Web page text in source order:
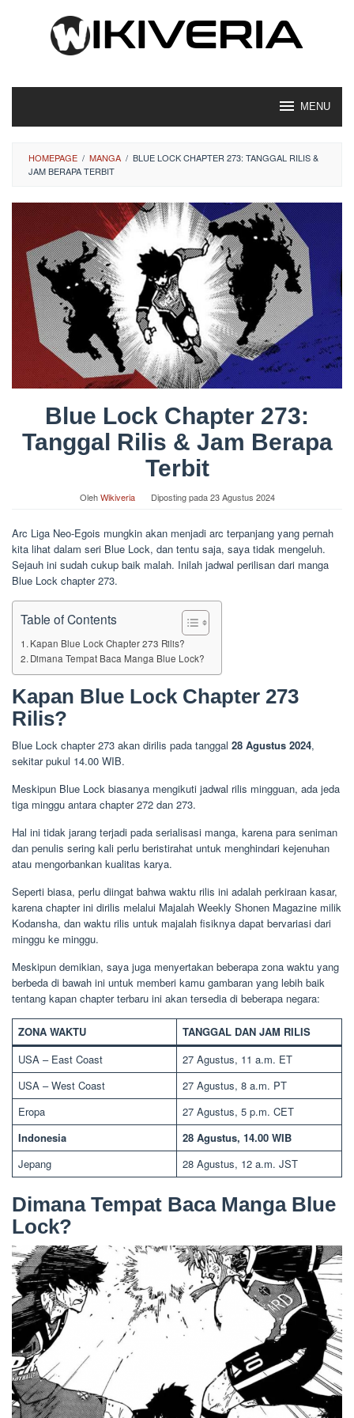
MENU
HOMEPAGE / MANGA / BLUE LOCK CHAPTER 273: TANGGAL RILIS &
JAM BERAPA TERBIT
Blue Lock Chapter 273:
Tanggal Rilis & Jam Berapa
Terbit
OlehWikiveria Diposting pada23 Agustus 2024
Arc Liga Neo-Egois mungkin akan menjadi arc terpanjang yang pernah
kita lihat dalam seri Blue Lock, dan tentu saja, saya tidak mengeluh.
Sejauh ini sudah cukup baik malah. Inilah jadwal perilisan dari manga
Blue Lock chapter 273.
Table of Contents
Kapan Blue Lock Chapter 273 Rilis?
Dimana Tempat Baca Manga Blue Lock?
Kapan Blue Lock Chapter 273
Rilis?
Blue Lock chapter 273 akan dirilis pada tanggal 28 Agustus 2024,
sekitar pukul 14.00 WIB.
Meskipun Blue Lock biasanya mengikuti jadwal rilis mingguan, ada jeda
tiga minggu antara chapter 272 dan 273.
Hal ini tidak jarang terjadi pada serialisasi manga, karena para seniman
dan penulis sering kali perlu beristirahat untuk menghindari kejenuhan
atau mengorbankan kualitas karya.
Seperti biasa, perlu diingat bahwa waktu rilis ini adalah perkiraan kasar,
karena chapter ini dirilis melalui Majalah Weekly Shonen Magazine milik
Kodansha, dan waktu rilis untuk majalah fisiknya dapat bervariasi dari
minggu ke minggu.
Meskipun demikian, saya juga menyertakan beberapa zona waktu yang
berbeda di bawah ini untuk memberi kamu gambaran yang lebih baik
tentang kapan chapter terbaru ini akan tersedia di beberapa negara:
ZONA WAKTU
TANGGAL DAN JAM RILIS
USA – East Coast
27 Agustus, 11 a.m. ET
USA – West Coast
27 Agustus, 8 a.m. PT
Eropa
27 Agustus, 5 p.m. CET
Indonesia
28 Agustus, 14.00 WIB
Jepang
28 Agustus, 12 a.m. JST
Dimana Tempat Baca Manga Blue
Lock?